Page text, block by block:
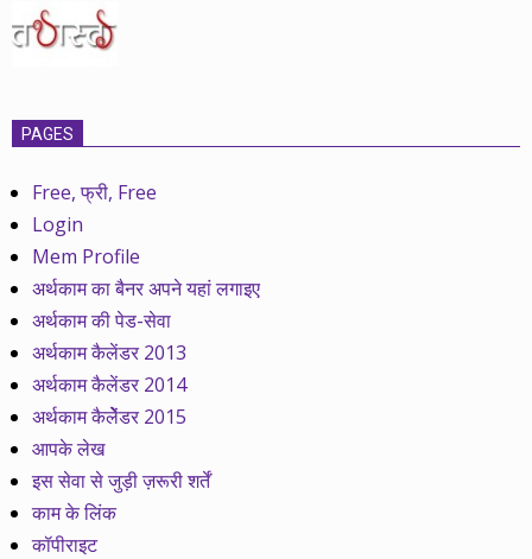
PAGES
Free, फ्री, Free
Login
Mem Profile
अर्थकाम का बैनर अपने यहां लगाइए
अर्थकाम की पेड-सेवा
अर्थकाम कैलेंडर 2013
अर्थकाम कैलेंडर 2014
अर्थकाम कैलेेंडर 2015
आपके लेख
इस सेवा से जुड़ी ज़रूरी शर्तें
काम के लिंक
कॉपीराइट